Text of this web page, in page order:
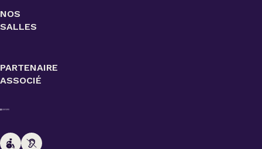
NOS
SALLES
PARTENAIRE
ASSOCIÉ